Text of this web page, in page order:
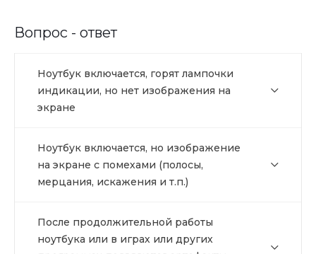
Вопрос - ответ
Ноутбук включается, горят лампочки
индикации, но нет изображения на
экране
Ноутбук включается, но изображение
на экране с помехами (полосы,
мерцания, искажения и т.п.)
После продолжительной работы
ноутбука или в играх или других